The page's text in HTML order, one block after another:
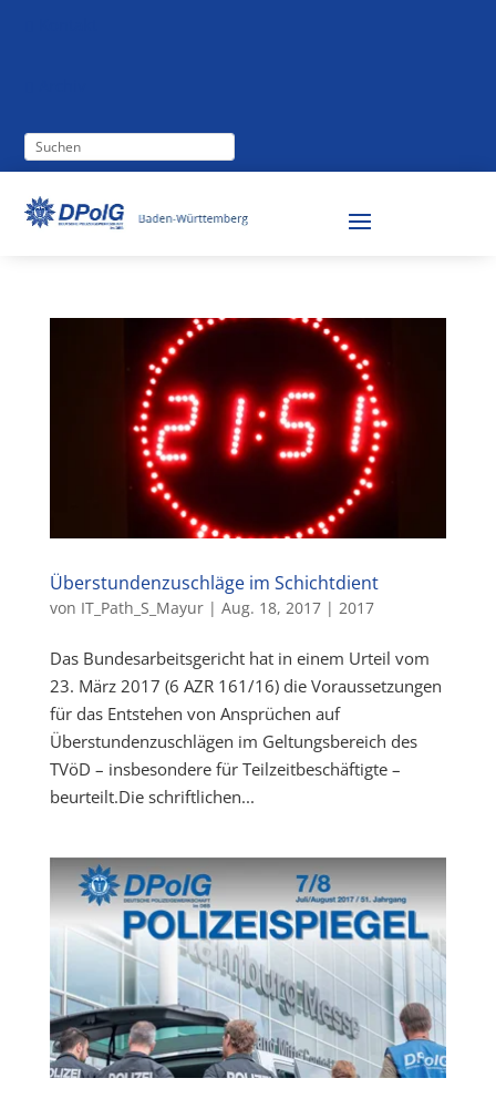
Überstundenzuschläge im Schichtdient
von IT_Path_S_Mayur| Aug. 18, 2017| 2017
Das Bundesarbeitsgericht hat in einem Urteil vom
23. März 2017 (6 AZR 161/16) die Voraussetzungen
für das Entstehen von Ansprüchen auf
Überstundenzuschlägen im Geltungsbereich des
TVöD – insbesondere für Teilzeitbeschäftigte –
beurteilt.Die schriftlichen...